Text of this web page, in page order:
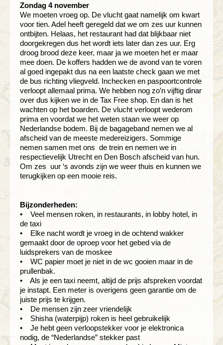
Zondag 4 november
We moeten vroeg op. De vlucht gaat namelijk om kwart
voor tien. Adel heeft geregeld dat we om zes uur kunnen
ontbijten. Helaas, het restaurant had dat blijkbaar niet
doorgekregen dus het wordt iets later dan zes uur. Erg
droog brood deze keer, maar ja we moeten het er maar
mee doen. De koffers hadden we de avond van te voren
al goed ingepakt dus na een laatste check gaan we met
de bus richting vliegveld. Inchecken en paspoortcontrole
verloopt allemaal prima. We hebben nog zo’n vijftig dinar
over dus kijken we in de Tax Free shop. En dan is het
wachten op het boarden. De vlucht verloopt wederom
prima en voordat we het weten staan we weer op
Nederlandse bodem. Bij de bagageband nemen we al
afscheid van de meeste medereizigers. Sommige
nemen samen met ons de trein en nemen we in
respectievelijk Utrecht en Den Bosch afscheid van hun.
Om zes uur ‘s avonds zijn we weer thuis en kunnen we
terugkijken op een mooie reis.
Bijzonderheden:
• Veel mensen roken, in restaurants, in lobby hotel, in
de taxi
• Elke nacht wordt je vroeg in de ochtend wakker
gemaakt door de oproep voor het gebed via de
luidsprekers van de moskee
• WC papier moet je niet in de wc gooien maar in de
prullenbak.
• Als je een taxi neemt, altijd de prijs afspreken voordat
je instapt. Een meter is overigens geen garantie om de
juiste prijs te krijgen.
• De mensen zijn zeer vriendelijk
• Shisha (waterpijp) roken is heel gebruikelijk
• Je hebt geen verloopstekker voor je elektronica
nodig, de “Nederlandse” stekker past